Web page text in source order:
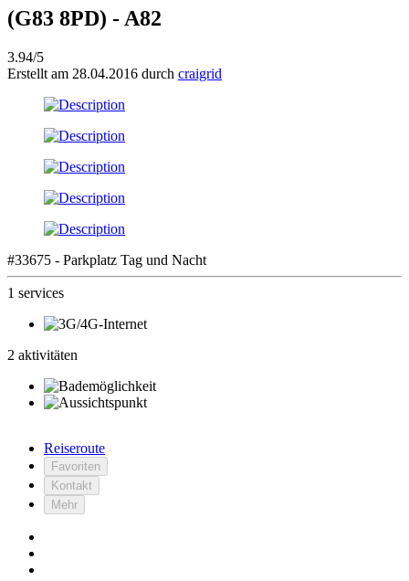
(G83 8PD) - A82
3.94/5
Erstellt am 28.04.2016 durch craigrid
#33675 - Parkplatz Tag und Nacht
1 services
2 aktivitäten
Reiseroute
Favoriten
Kontakt
Mehr